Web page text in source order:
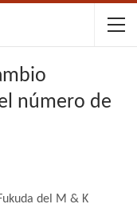
número de
del M & K